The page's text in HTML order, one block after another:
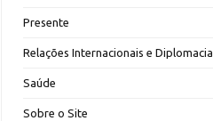
Presente
Relações Internacionais e Diplomacia
Saúde
Sobre o Site